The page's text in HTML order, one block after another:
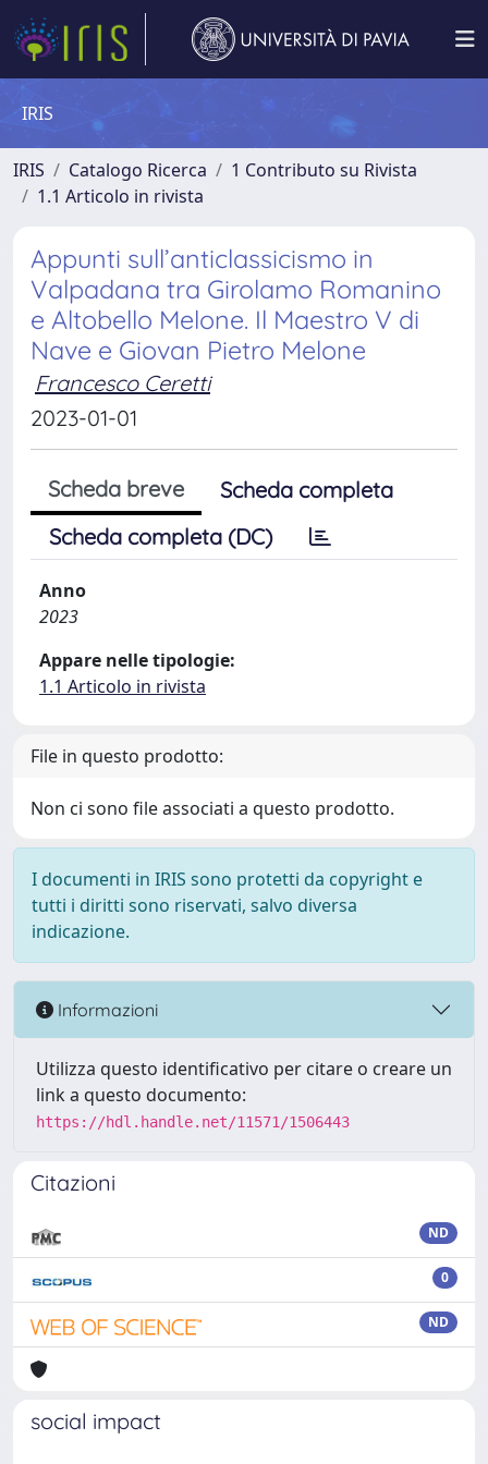
IRIS
IRIS Catalogo Ricerca
1 Contributo su Rivista
1.1 Articolo in rivista
Appunti sull’anticlassicismo in
Valpadana tra Girolamo Romanino
e Altobello Melone. Il Maestro V di
Nave e Giovan Pietro Melone
Francesco Ceretti
2023-01-01
Scheda breve
Scheda completa
Scheda completa (DC)
Anno
2023
Appare nelle tipologie:
1.1 Articolo in rivista
File in questo prodotto:
Non ci sono file associati a questo prodotto.
I documenti in IRIS sono protetti da copyright e
tutti i diritti sono riservati, salvo diversa
indicazione.
Informazioni
Utilizza questo identificativo per citare o creare un
link a questo documento:
https://hdl.handle.net/11571/1506443
Citazioni
ND
0
ND
social impact